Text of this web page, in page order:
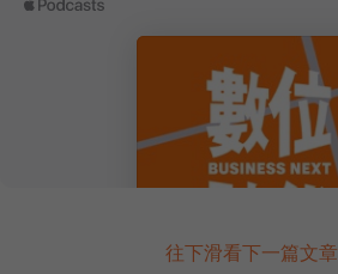
往下滑看下一篇文章